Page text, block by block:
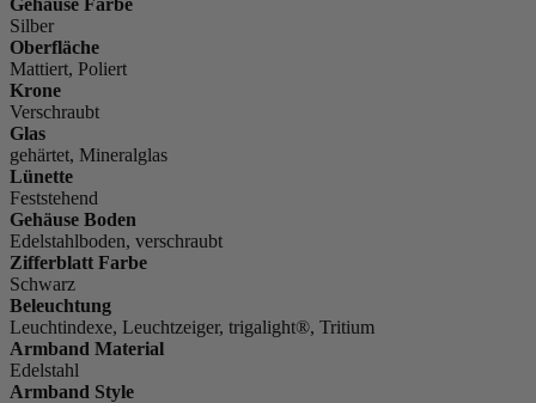
Silber
Oberfläche
Mattiert, Poliert
Krone
Verschraubt
Glas
gehärtet, Mineralglas
Lünette
Feststehend
Gehäuse Boden
Edelstahlboden, verschraubt
Zifferblatt Farbe
Schwarz
Beleuchtung
Leuchtindexe, Leuchtzeiger, trigalight®, Tritium
Armband Material
Edelstahl
Armband Style